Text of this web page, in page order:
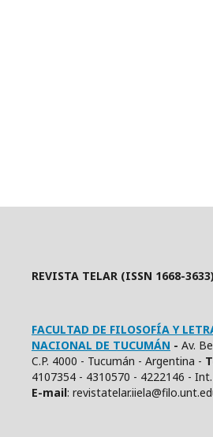
REVISTA TELAR (ISSN 1668-3633)
FACULTAD DE FILOSOFÍA Y
NACIONAL DE TUCUMÁN - Av.
C.P. 4000 - Tucumán - Argentina -
4107354 - 4310570 - 4222146 -
E-mail: